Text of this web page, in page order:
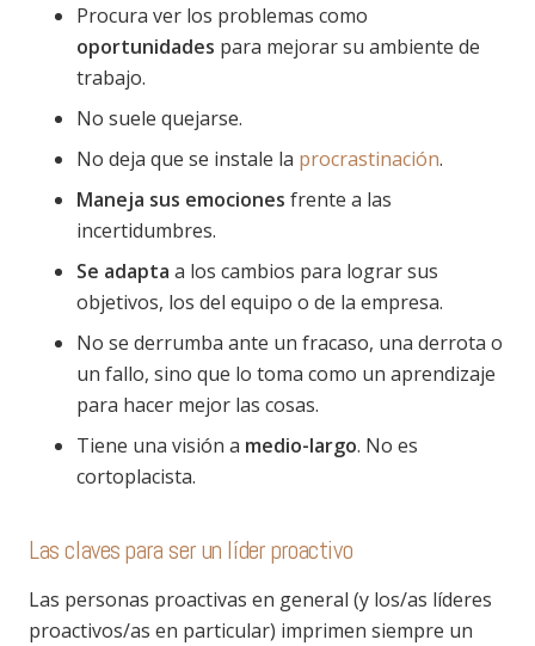
Procura ver los problemas como
oportunidades para mejorar su ambiente de
trabajo.
No suele quejarse.
No deja que se instale la procrastinación.
Maneja sus emociones frente a las
incertidumbres.
Se adapta a los cambios para lograr sus
objetivos, los del equipo o de la empresa.
No se derrumba ante un fracaso, una derrota o
un fallo, sino que lo toma como un aprendizaje
para hacer mejor las cosas.
Tiene una visión a medio-largo. No es
cortoplacista.
Las claves para ser un líder proactivo
Las personas proactivas en general (y los/as líderes
proactivos/as en particular) imprimen siempre un